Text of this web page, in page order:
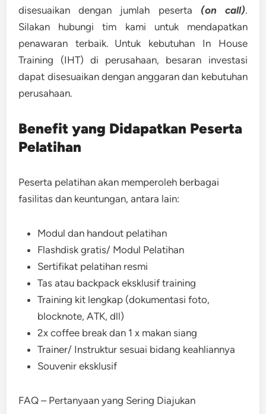
disesuaikan dengan jumlah peserta (on call).
Silakan hubungi tim kami untuk mendapatkan
penawaran terbaik. Untuk kebutuhan In House
Training (IHT) di perusahaan, besaran investasi
dapat disesuaikan dengan anggaran dan kebutuhan
perusahaan.
Benefit yang Didapatkan Peserta
Pelatihan
Peserta pelatihan akan memperoleh berbagai
fasilitas dan keuntungan, antara lain:
Modul dan handout pelatihan
Flashdisk gratis/ Modul Pelatihan
Sertifikat pelatihan resmi
Tas atau backpack eksklusif training
Training kit lengkap (dokumentasi foto,
blocknote, ATK, dll)
2x coffee break dan 1 x makan siang
Trainer/ Instruktur sesuai bidang keahliannya
Souvenir eksklusif
FAQ – Pertanyaan yang Sering Diajukan